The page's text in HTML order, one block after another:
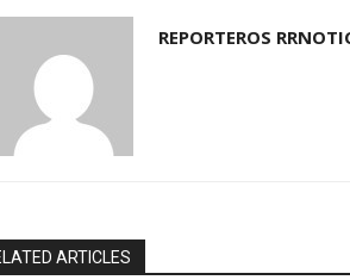
REPORTEROS
ARTICLES